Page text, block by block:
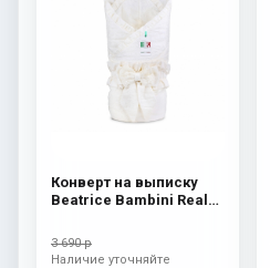
Конверт на выписку
Beatrice Bambini Reale
3 690 р
Наличие уточняйте